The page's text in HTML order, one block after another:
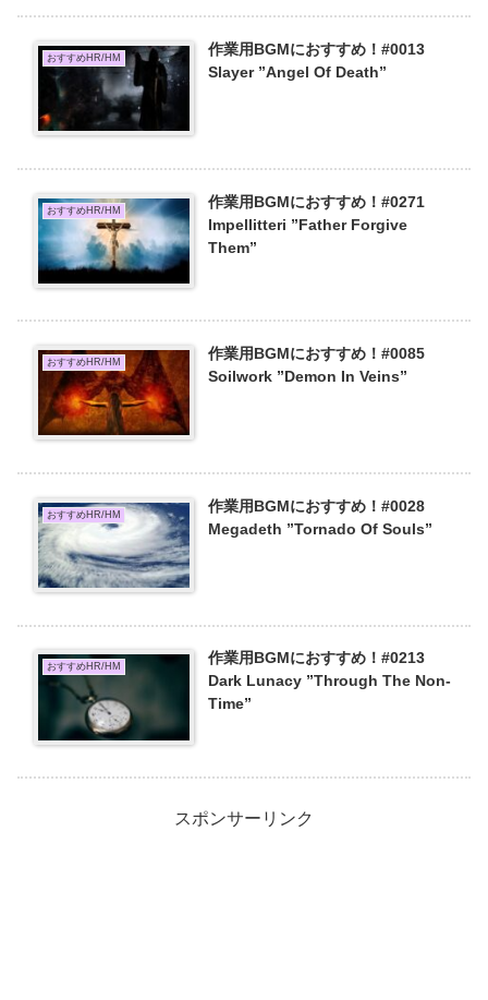
おすすめHR/HM
作業用BGMにおすすめ！#0013
Slayer ”Angel Of Death”
おすすめHR/HM
作業用BGMにおすすめ！#0271
Impellitteri ”Father Forgive
Them”
おすすめHR/HM
作業用BGMにおすすめ！#0085
Soilwork ”Demon In Veins”
おすすめHR/HM
作業用BGMにおすすめ！#0028
Megadeth ”Tornado Of Souls”
おすすめHR/HM
作業用BGMにおすすめ！#0213
Dark Lunacy ”Through The Non-
Time”
スポンサーリンク